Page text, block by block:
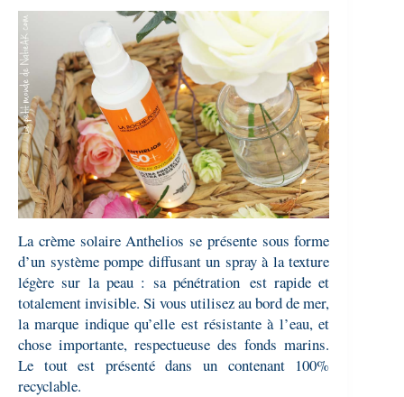
La crème solaire Anthelios se présente sous forme
d’un système pompe diffusant un spray à la texture
légère sur la peau : sa pénétration est rapide et
totalement invisible. Si vous utilisez au bord de mer,
la marque indique qu’elle est résistante à l’eau, et
chose importante, respectueuse des fonds marins.
Le tout est présenté dans un contenant 100%
recyclable.